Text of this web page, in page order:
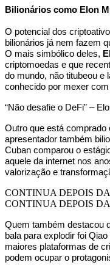
Bilionários como Elon
O potencial dos
bilionários já nem fazem
O mais simbólico deles,
criptomoedas e que
do mundo, não titubeou e
conhecido por mexer
“Não desafie o DeFi” –
Outro que está
apresentador também
Cuban comparou o
aquele da internet nos
valorização e
CONTINUA DEPOIS
CONTINUA DEPOIS
Quem também destacou
bala para explodir foi
maiores plataformas de
podem ocupar o